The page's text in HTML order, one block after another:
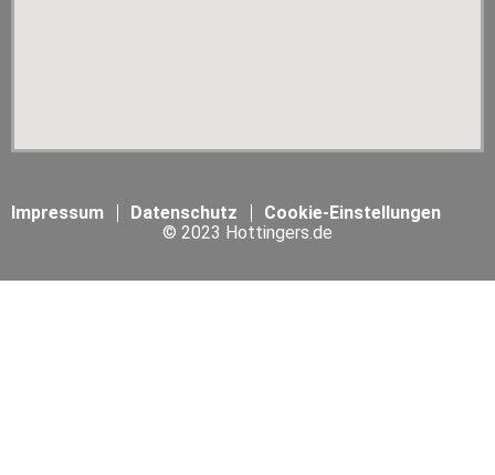
Impressum Datenschutz
Cookie-Einstellungen
© 2023 Hottingers.de